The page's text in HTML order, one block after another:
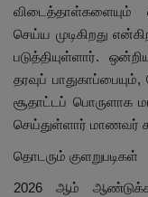
செய்ய முடிகிறது
படுத்தியுள்ளார்.
தரவுப்
சூதாட்டப் பொருளாக
செய்துள்ளார் மாணவர்
தொடரும் குளறுபடிகள்
2026 ஆம்